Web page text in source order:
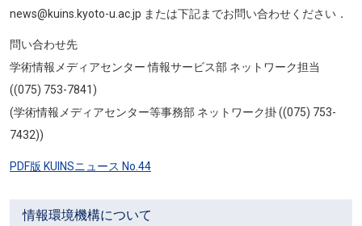
情報環境機構について
news@kuins.kyoto-u.ac.jp または下記までお問い合わせください．
問い合わせ先
学術情報メディアセンター 情報サービス部 ネットワーク担当
((075) 753-7841)
(学術情報メディアセンター等事務部 ネットワーク掛 ((075) 753-
7432))
PDF版 KUINSニュース No.44